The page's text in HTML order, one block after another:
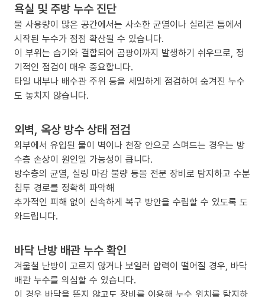
욕실 및 주방 누수 진단
물 사용량이 많은 공간에서는 사소한 균열이나 실리콘 틈에서
시작된 누수가 점점 확산될 수 있습니다.
이 부위는 습기와 결합되어 곰팡이까지 발생하기 쉬우므로, 정
기적인 점검이 매우 중요합니다.
타일 내부나 배수관 주위 등을 세밀하게 점검하여 숨겨진 누수
도 놓치지 않습니다.
외벽, 옥상 방수 상태 점검
외부에서 유입된 물이 벽이나 천장 안으로 스며드는 경우는 방
수층 손상이 원인일 가능성이 큽니다.
방수층의 균열, 실링 마감 불량 등을 전문 장비로 탐지하고 수분
침투 경로를 정확히 파악해
추가적인 피해 없이 신속하게 복구 방안을 수립할 수 있도록 도
와드립니다.
바닥 난방 배관 누수 확인
겨울철 난방이 고르지 않거나 보일러 압력이 떨어질 경우, 바닥
배관 누수를 의심할 수 있습니다.
이 경우 바닥을 뜯지 않고도 장비를 이용해 누수 위치를 탐지하